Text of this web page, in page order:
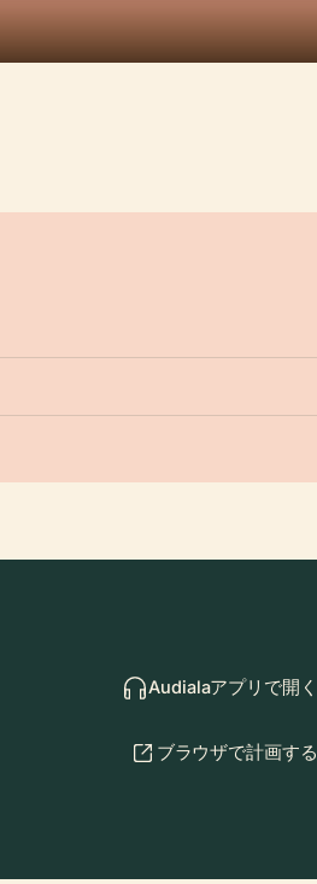
Audialaアプリで開く
ブラウザで計画する